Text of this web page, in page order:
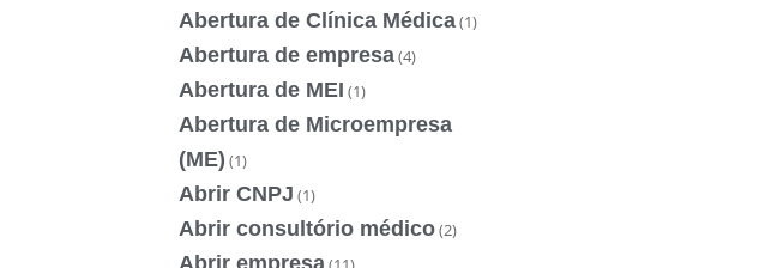
Abertura de Clínica Médica(1)
Abertura de empresa(4)
Abertura de MEI (1)
Abertura de Microempresa
(ME) (1)
Abrir CNPJ (1)
Abrir consultório médico(2)